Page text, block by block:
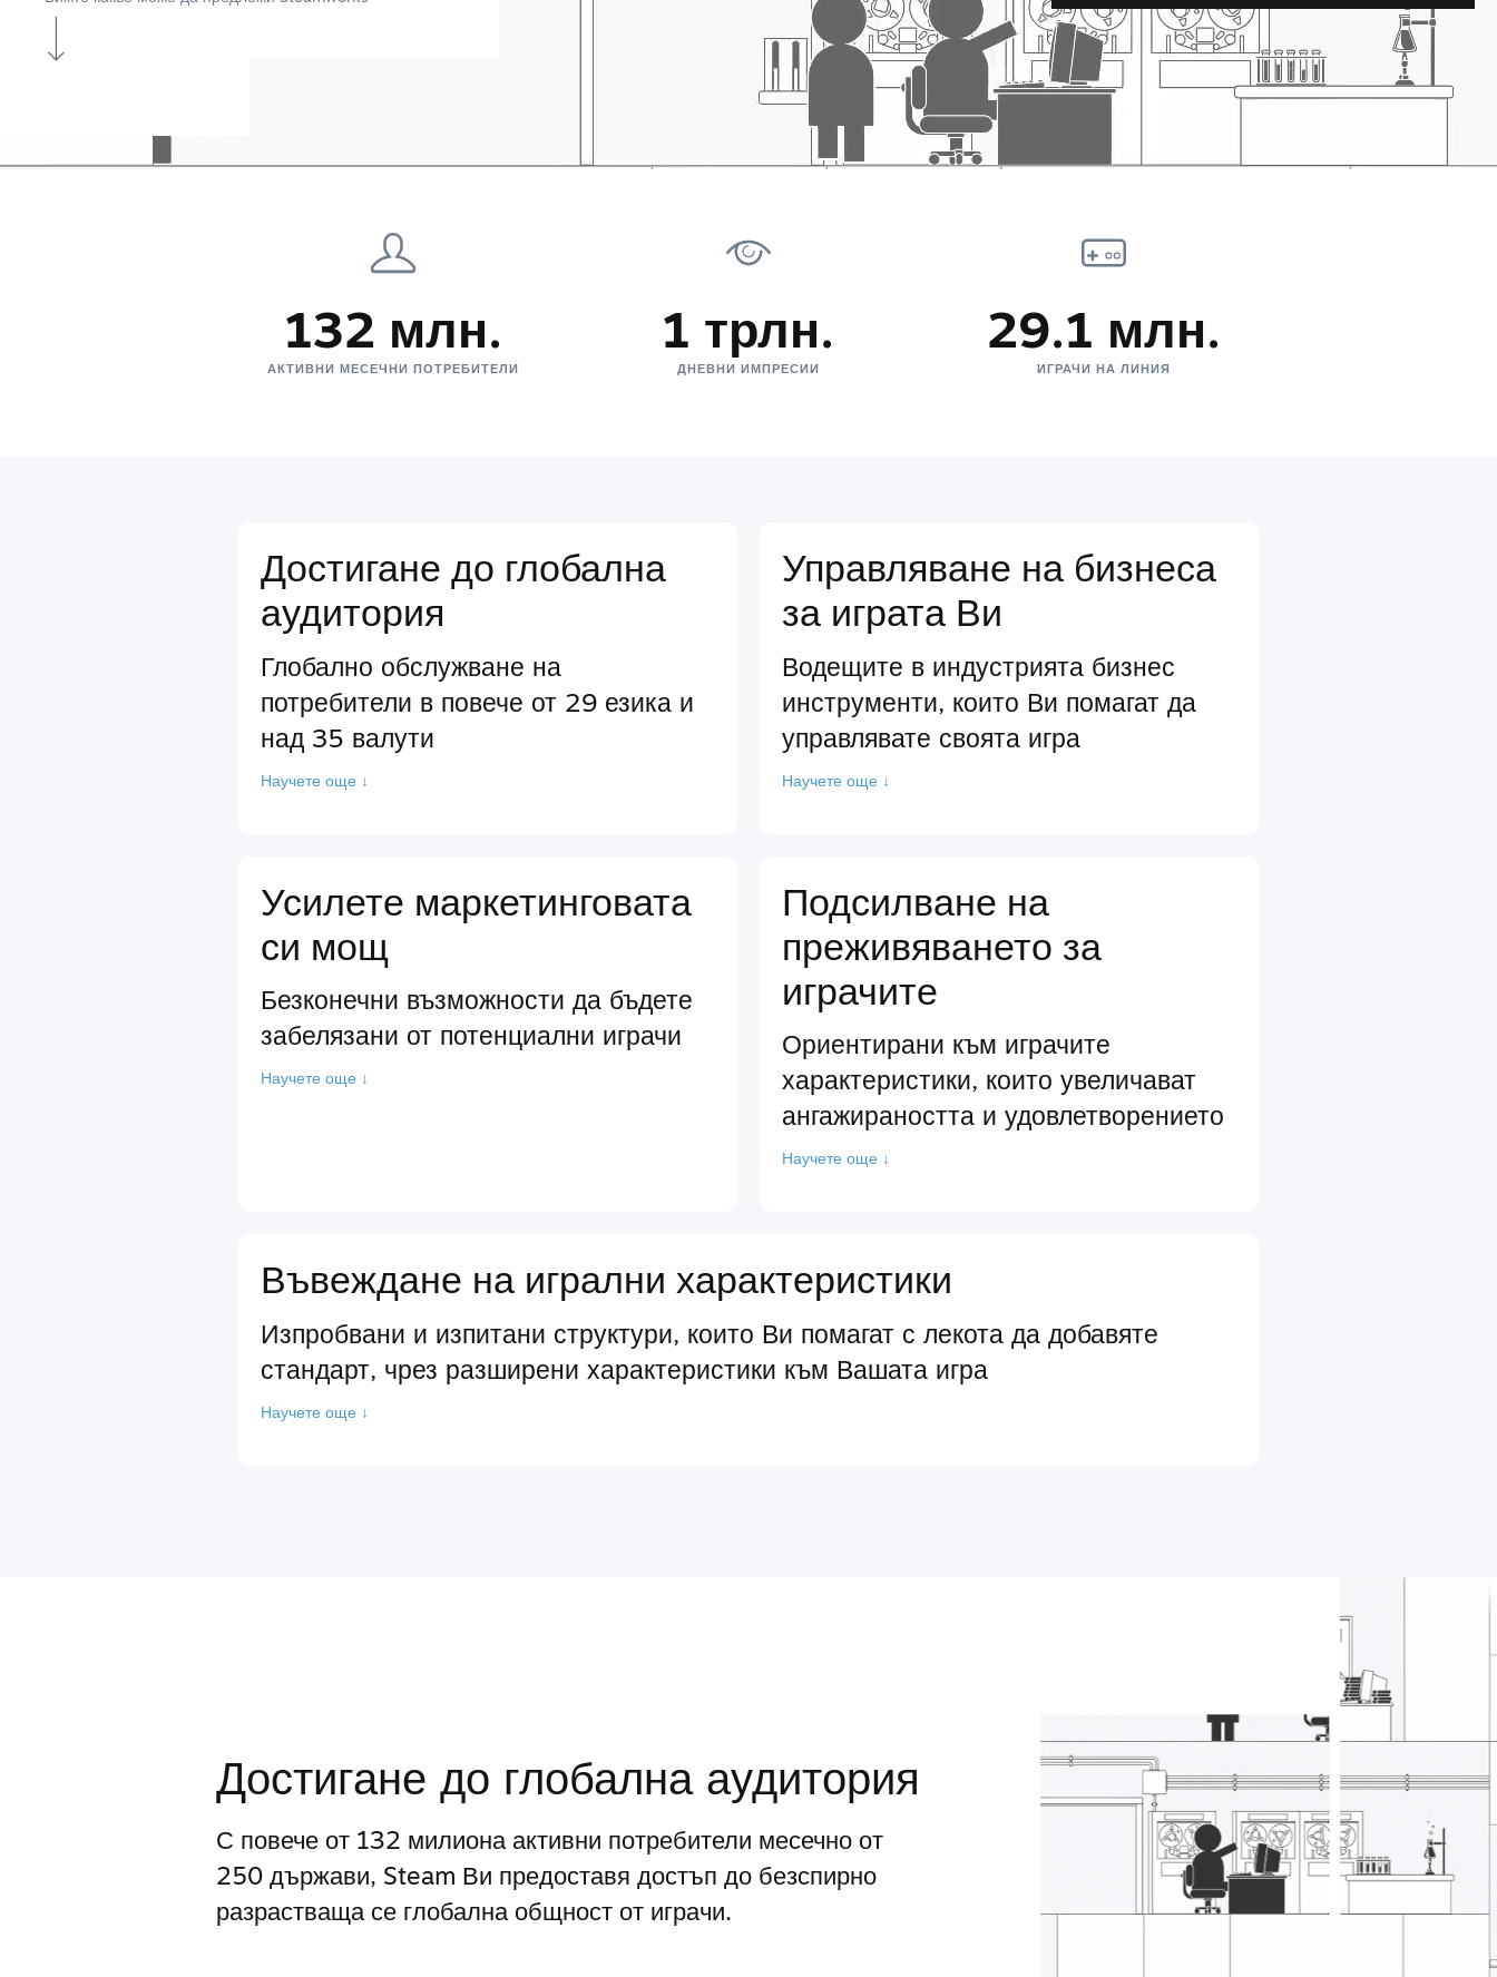
132 млн.
АКТИВНИ МЕСЕЧНИ ПОТРЕБИТЕЛИ
1 трлн.
ДНЕВНИ ИМПРЕСИИ
29.1 млн.
ИГРАЧИ НА ЛИНИЯ
Достигане до глобална
аудитория
Глобално обслужване на
потребители в повече от 29 езика и
над 35 валути
Научете още ↓
Управляване на бизнеса
за играта Ви
Водещите в индустрията бизнес
инструменти, които Ви помагат да
управлявате своята игра
Научете още ↓
Усилете маркетинговата
си мощ
Безконечни възможности да бъдете
забелязани от потенциални играчи
Научете още ↓
Подсилване на
преживяването за
играчите
Ориентирани към играчите
характеристики, които увеличават
ангажираността и удовлетворението
Научете още ↓
Въвеждане на игрални характеристики
Изпробвани и изпитани структури, които Ви помагат с лекота да добавяте
стандарт, чрез разширени характеристики към Вашата игра
Научете още ↓
Достигане до глобална аудитория
С повече от 132 милиона активни потребители месечно от
250 държави, Steam Ви предоставя достъп до безспирно
разрастваща се глобална общност от играчи.